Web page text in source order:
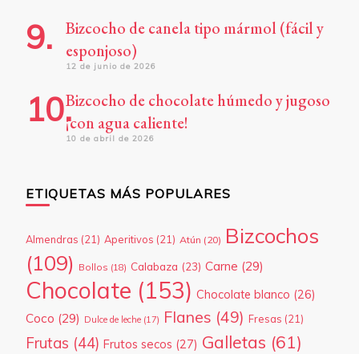
Bizcocho de canela tipo mármol (fácil y
esponjoso)
12 de junio de 2026
Bizcocho de chocolate húmedo y jugoso
¡con agua caliente!
10 de abril de 2026
ETIQUETAS MÁS POPULARES
Almendras (21) Aperitivos (21) Atún (20) Bizcochos
(109) Bollos (18) Calabaza (23) Carne (29)
Chocolate (153) Chocolate blanco (26)
Coco (29) Dulce de leche (17) Flanes (49) Fresas (21)
Frutas (44) Frutos secos (27) Galletas (61)